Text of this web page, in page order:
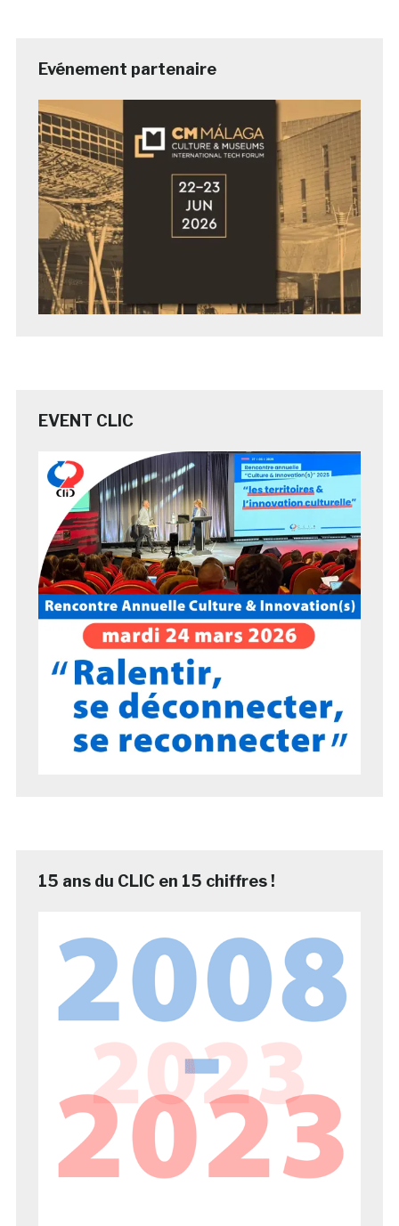
Evénement partenaire
EVENT CLIC
15 ans du CLIC en 15 chiffres !